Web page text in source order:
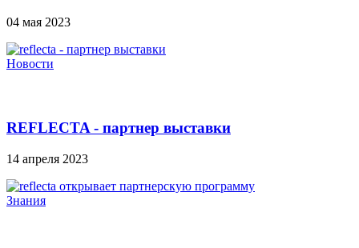
04 мая 2023
Новости
REFLECTA - партнер выставки
14 апреля 2023
Знания